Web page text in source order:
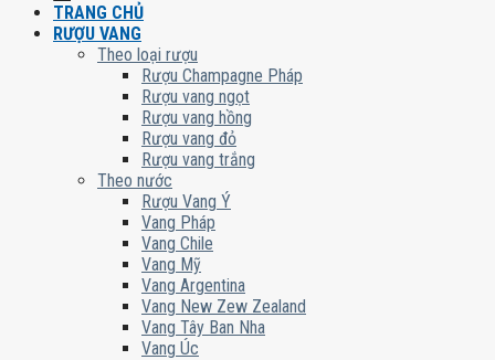
TRANG CHỦ
RƯỢU VANG
Theo loại rượu
Rượu Champagne Pháp
Rượu vang ngọt
Rượu vang hồng
Rượu vang đỏ
Rượu vang trắng
Theo nước
Rượu Vang Ý
Vang Pháp
Vang Chile
Vang Mỹ
Vang Argentina
Vang New Zew Zealand
Vang Tây Ban Nha
Vang Úc